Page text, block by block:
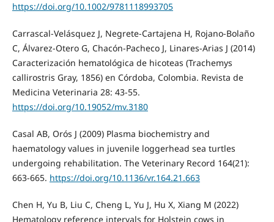
https://doi.org/10.1002/9781118993705
Carrascal-Velásquez J, Negrete-Cartajena H, Rojano-Bolaño
C, Álvarez-Otero G, Chacón-Pacheco J, Linares-Arias J (2014)
Caracterización hematológica de hicoteas (Trachemys
callirostris Gray, 1856) en Córdoba, Colombia. Revista de
Medicina Veterinaria 28: 43-55.
https://doi.org/10.19052/mv.3180
Casal AB, Orós J (2009) Plasma biochemistry and
haematology values in juvenile loggerhead sea turtles
undergoing rehabilitation. The Veterinary Record 164(21):
663-665. https://doi.org/10.1136/vr.164.21.663
Chen H, Yu B, Liu C, Cheng L, Yu J, Hu X, Xiang M (2022)
Hematology reference intervals for Holstein cows in